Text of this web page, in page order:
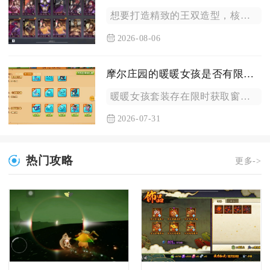
想要打造精致的王双造型，核心思路是依托武将画像、行军外观、卡...
2026-08-06
摩尔庄园的暖暖女孩是否有限时获取的机会
暖暖女孩套装存在限时获取窗口，该套装常驻抽取渠道仅闪光扭蛋机...
2026-07-31
热门攻略 更多->